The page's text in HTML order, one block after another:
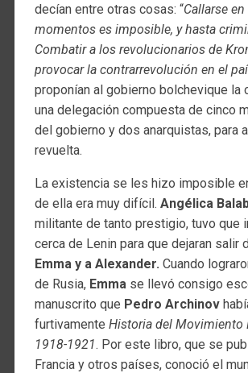
decían entre otras cosas: “Callarse
momentos es imposible, y hasta
Combatir a los revolucionarios de
provocar la contrarrevolución en el
proponían al gobierno bolchevique la
una delegación compuesta de cinco
del gobierno y dos anarquistas, para
revuelta.
La existencia se les hizo imposible
de ella era muy difícil. Angélica
militante de tanto prestigio, tuvo que
cerca de Lenin para que dejaran salir
Emma y a Alexander. Cuando
de Rusia, Emmase llevó consigo
manuscrito que Pedro Archinov
furtivamente Historia del Movimiento
1918-1921. Por este libro, que se
Francia y otros países, conoció el